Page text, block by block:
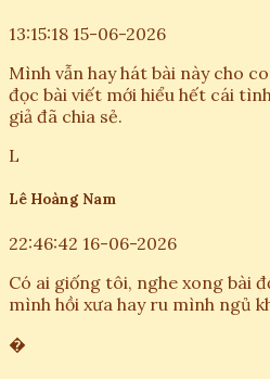
13:15:18 15-06-2026
Mình vẫn hay hát bài này cho
đọc bài viết mới hiểu hết cái
giả đã chia sẻ.
L
Lê Hoàng Nam
22:46:42 16-06-2026
Có ai giống tôi, nghe xong bài
mình hồi xưa hay ru mình ngủ
�